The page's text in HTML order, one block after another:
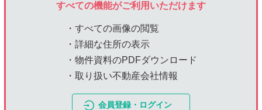
すべての機能がご利用いただけます
・すべての画像の閲覧
・詳細な住所の表示
・物件資料のPDFダウンロード
・取り扱い不動産会社情報
会員登録・ログイン